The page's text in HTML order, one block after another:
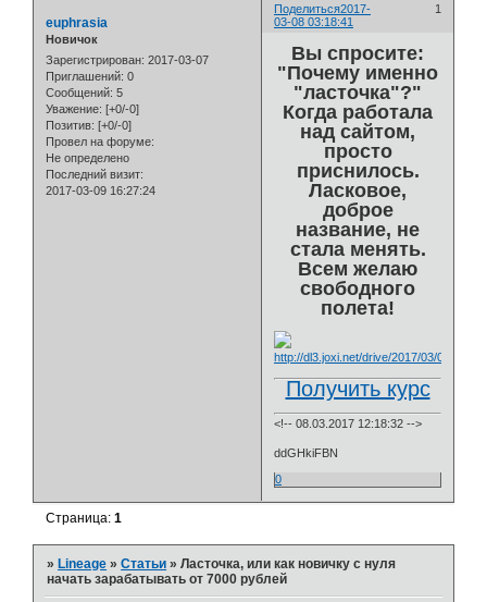
Поделиться 1
2017-
03-08 03:18:41
euphrasia
Новичок
Зарегистрирован: 2017-03-07
Приглашений: 0
Сообщений: 5
Уважение: [+0/-0]
Позитив: [+0/-0]
Провел на форуме:
Не определено
Последний визит:
2017-03-09 16:27:24
Вы спросите:
"Почему именно
"ласточка"?"
Когда работала
над сайтом,
просто
приснилось.
Ласковое,
доброе
название, не
стала менять.
Всем желаю
свободного
полета!
Получить курс
<!-- 08.03.2017 12:18:32 -->
ddGHkiFBN
0
Страница:1
»Lineage »Статьи »Ласточка, или как новичку с нуля
начать зарабатывать от 7000 рублей